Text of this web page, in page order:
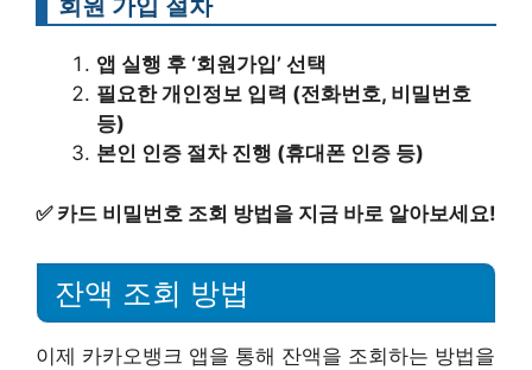
앱 실행 후 ‘회원가입’ 선택
필요한 개인정보 입력 (전화번호, 비밀번호
등)
본인 인증 절차 진행 (휴대폰 인증 등)
✅ 카드 비밀번호 조회 방법을 지금 바로 알아보세요!
잔액 조회 방법
이제 카카오뱅크 앱을 통해 잔액을 조회하는 방법을